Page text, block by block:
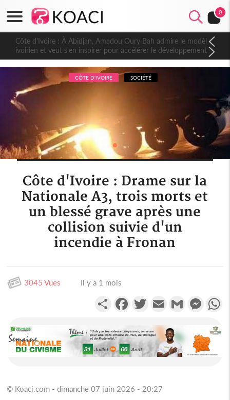
0
Côte d'Ivoire : À Abidjan, Amadou Oury Bah admire le modèle
ivoirien et veut s'en inspirer pour accélérer le développement
de la Guinée
CÔTE D'IVOIRE SOCIÉTÉ
Côte d'Ivoire : Drame sur la
Nationale A3, trois morts et
un blessé grave après une
collision suivie d'un
incendie à Fronan
3045 Vues Il y a 1 mois
PartagerFacebookTwitterEmail Gmail
© Koaci.com - dimanche 07 juin 2026 - 20:27